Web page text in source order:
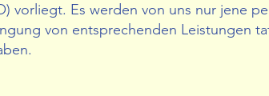
vorliegt. Es werden von uns nur jene
von entsprechenden Leistungen